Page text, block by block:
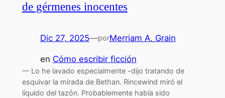
de gérmenes inocentes
Dic 27, 2025—porMerriam A. Grain
en Cómo escribir ficción
— Lo he lavado especialmente -dijo tratando de
esquivar la mirada de Bethan. Rincewind miró el
líquido del tazón. Probablemente había sido